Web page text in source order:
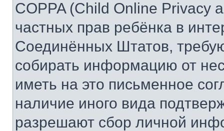
COPPA (Child Online Privacy
частных прав ребёнка в
Соединённых Штатов,
собирать информацию от
иметь на это письменное
наличие иного вида
разрешают сбор личной